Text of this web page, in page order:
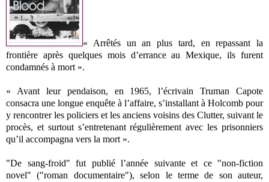
« Arrêtés un an plus tard, en repassant la
frontière après quelques mois d’errance au Mexique, ils furent
condamnés à mort ».
« Avant leur pendaison, en 1965, l’écrivain Truman Capote
consacra une longue enquête à l’affaire, s’installant à Holcomb pour
y rencontrer les policiers et les anciens voisins des Clutter, suivant le
procès, et surtout s’entretenant régulièrement avec les prisonniers
qu’il accompagna vers la mort ».
"De sang-froid" fut publié l’année suivante et ce "non-fiction
novel" ("roman documentaire"), selon le terme de son auteur,